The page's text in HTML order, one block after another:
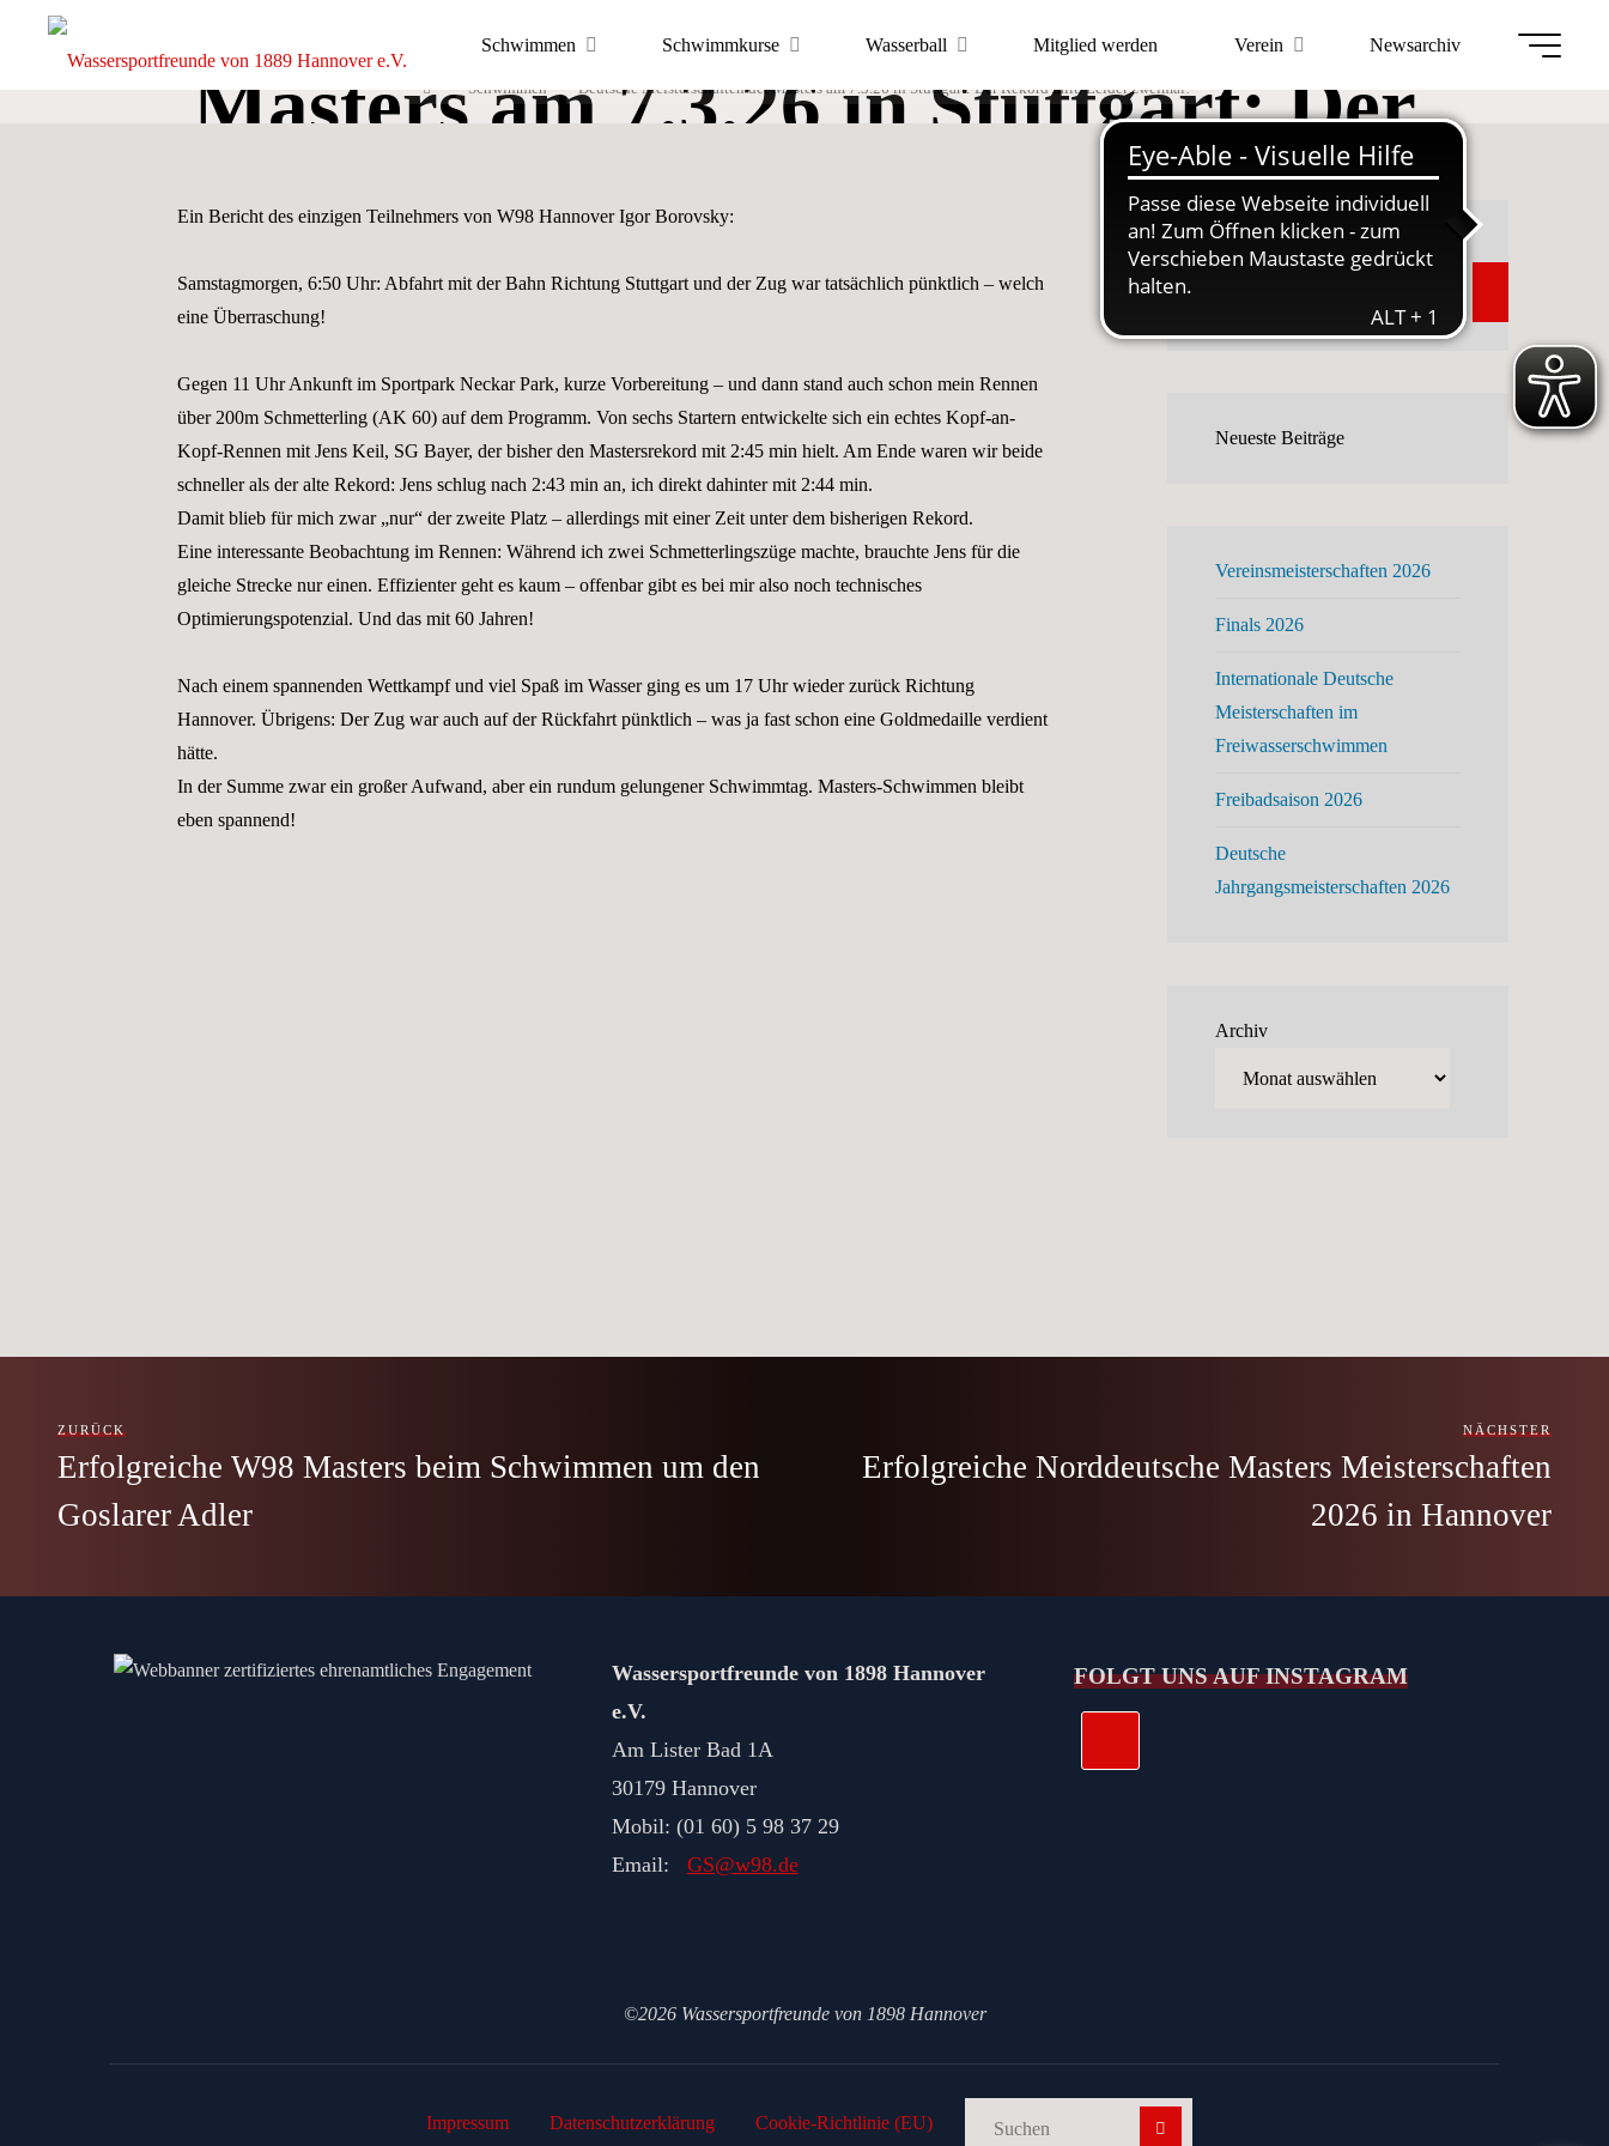
Wassersportfreunde
DIE
SCHWIMM-
UND
Schwimmen Schwimmkurse Wasserball Mitglied werden Verein Newsarchiv
Masters am 7.3.26 in Stuttgart: Der
Rekord fällt. Leider zweimal!
Schwimmen Deutsche Meisterschaften der Masters am 7.3.26 in Stuttgart: Der Rekord fällt. Leider zweimal!
Ein Bericht des einzigen Teilnehmers von W98 Hannover Igor Borovsky:
Samstagmorgen, 6:50 Uhr: Abfahrt mit der Bahn Richtung Stuttgart und der Zug war tatsächlich pünktlich – welch
eine Überraschung!
Gegen 11 Uhr Ankunft im Sportpark Neckar Park, kurze Vorbereitung – und dann stand auch schon mein Rennen
über 200m Schmetterling (AK 60) auf dem Programm. Von sechs Startern entwickelte sich ein echtes Kopf-an-
Kopf-Rennen mit Jens Keil, SG Bayer, der bisher den Mastersrekord mit 2:45 min hielt. Am Ende waren wir beide
schneller als der alte Rekord: Jens schlug nach 2:43 min an, ich direkt dahinter mit 2:44 min.
Damit blieb für mich zwar „nur“ der zweite Platz – allerdings mit einer Zeit unter dem bisherigen Rekord.
Eine interessante Beobachtung im Rennen: Während ich zwei Schmetterlingszüge machte, brauchte Jens für die
gleiche Strecke nur einen. Effizienter geht es kaum – offenbar gibt es bei mir also noch technisches
Optimierungspotenzial. Und das mit 60 Jahren!
Nach einem spannenden Wettkampf und viel Spaß im Wasser ging es um 17 Uhr wieder zurück Richtung
Hannover. Übrigens: Der Zug war auch auf der Rückfahrt pünktlich – was ja fast schon eine Goldmedaille verdient
hätte.
In der Summe zwar ein großer Aufwand, aber ein rundum gelungener Schwimmtag. Masters-Schwimmen bleibt
eben spannend!
Suchen
Neueste Beiträge
Vereinsmeisterschaften 2026
Finals 2026
Internationale Deutsche
Meisterschaften im
Freiwasserschwimmen
Freibadsaison 2026
Deutsche
Jahrgangsmeisterschaften 2026
Archiv
ZURÜCK
Erfolgreiche W98 Masters beim Schwimmen um den
Goslarer Adler
NÄCHSTER
Erfolgreiche Norddeutsche Masters Meisterschaften
2026 in Hannover
Wassersportfreunde von 1898 Hannover
e.V.
Am Lister Bad 1A
30179 Hannover
Mobil: (01 60) 5 98 37 29
Email: GS@w98.de
FOLGT UNS AUF INSTAGRAM
©2026 Wassersportfreunde von 1898 Hannover
Impressum Datenschutz­erklärung Cookie-Richtlinie (EU)